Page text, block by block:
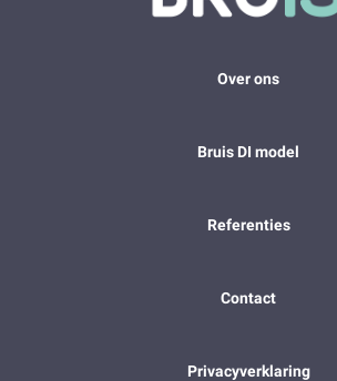
Over ons
Bruis DI model
Referenties
Contact
Privacyverklaring